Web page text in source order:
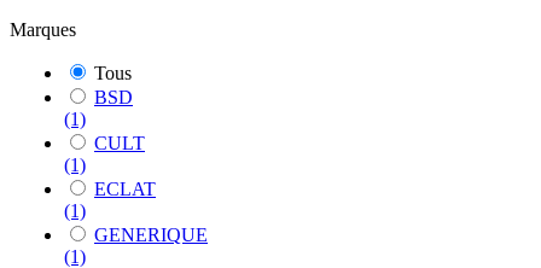
Marques
Tous
BSD
(1)
CULT
(1)
ECLAT
(1)
GENERIQUE
(1)